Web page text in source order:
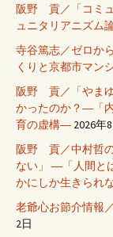
阪野 貢／「コミ
ュニタリアニズム
寺谷篤志／ゼロか
くりと京都市マン
阪野 貢／「やま
かったのか？―「
育の虚構― 2026年
阪野 貢／中村哲
ない」 ―「人間と
かにしか生きられ
老爺心お節介情報
2日